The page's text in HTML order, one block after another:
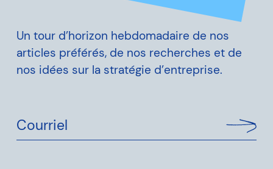
Un tour d’horizon hebdomadaire de nos
articles préférés, de nos recherches et de
nos idées sur la stratégie d’entreprise.
Courriel